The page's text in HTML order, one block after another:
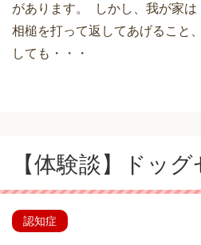
があります。 しかし、我が家は
相槌を打って返してあげること
しても・・・
【体験談】ドッ
認知症